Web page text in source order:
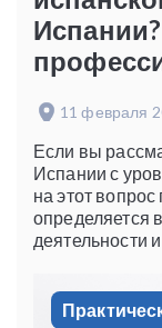
11 февраля
Если вы
Испании с
на этот вопрос
определяется
деятельности